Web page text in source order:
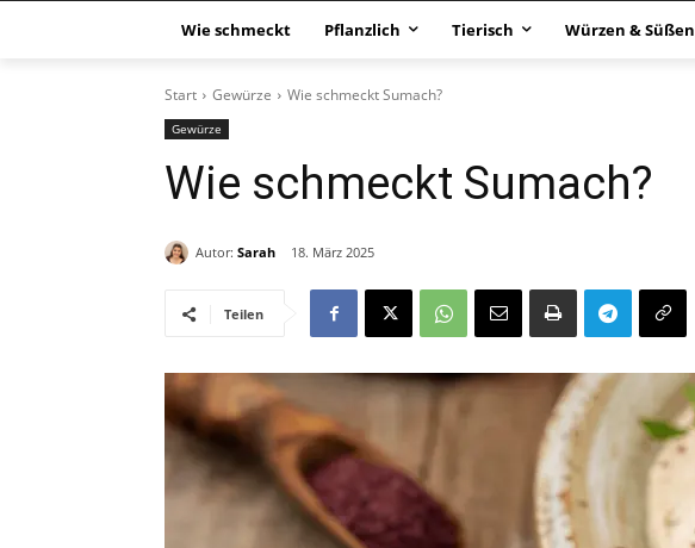
Wie schmeckt Pflanzlich Tierisch Würzen & Süßen
Start Gewürze Wie schmeckt Sumach?
Gewürze
Wie schmeckt Sumach?
Autor: Sarah 18. März 2025
Teilen